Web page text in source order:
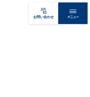
お問い合わせ メニュー